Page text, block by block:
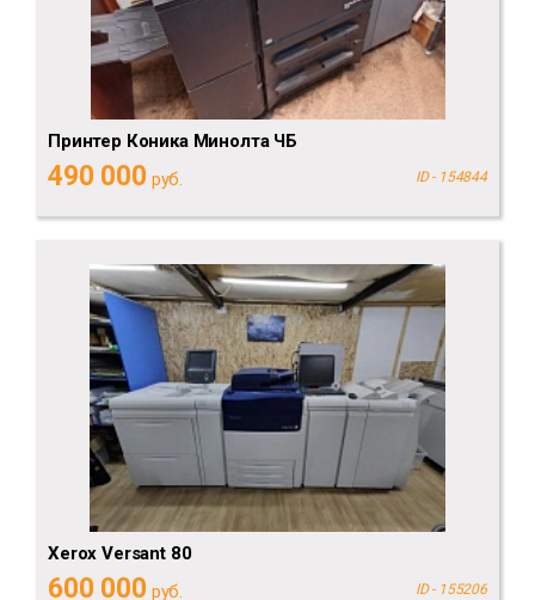
Принтер Коника Минолта ЧБ
490 000 руб. ID - 154844
Xerox Versant 80
600 000 руб. ID - 155206